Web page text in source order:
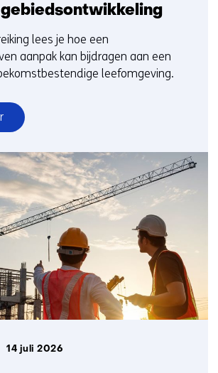
lees je hoe een
aanpak kan bijdragen aan een
leefomgeving.
14 juli 2026